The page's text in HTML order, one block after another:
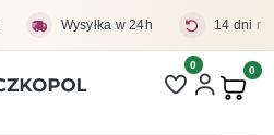
Wysyłka w 24h 14 dni
Liczba pozycji
0 0